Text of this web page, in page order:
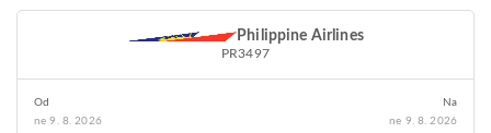
Philippine Airlines
PR3497
Od
ne 9. 8. 2026
Na
ne 9. 8. 2026